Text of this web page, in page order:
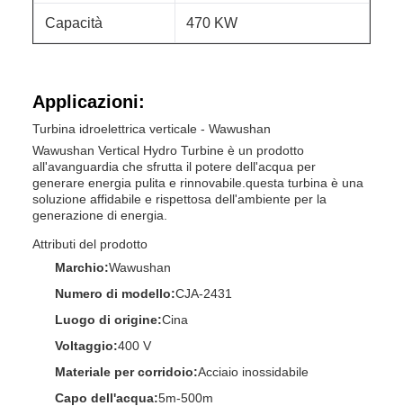
Capacità 470 KW
Applicazioni:
Turbina idroelettrica verticale - Wawushan
Wawushan Vertical Hydro Turbine è un prodotto
all'avanguardia che sfrutta il potere dell'acqua per
generare energia pulita e rinnovabile.questa turbina è una
soluzione affidabile e rispettosa dell'ambiente per la
generazione di energia.
Attributi del prodotto
Marchio:Wawushan
Numero di modello:CJA-2431
Luogo di origine:Cina
Voltaggio:400 V
Materiale per corridoio:Acciaio inossidabile
Capo dell'acqua:5m-500m